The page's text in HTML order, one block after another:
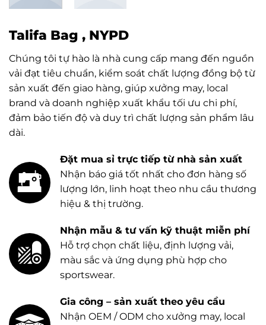
Talifa Bag , NYPD
Chúng tôi tự hào là nhà cung cấp mang đến nguồn
vải đạt tiêu chuẩn, kiểm soát chất lượng đồng bộ từ
sản xuất đến giao hàng, giúp xưởng may, local
brand và doanh nghiệp xuất khẩu tối ưu chi phí,
đảm bảo tiến độ và duy trì chất lượng sản phẩm lâu
dài.
Đặt mua sỉ trực tiếp từ nhà sản xuất
Nhận báo giá tốt nhất cho đơn hàng số
lượng lớn, linh hoạt theo nhu cầu thương
hiệu & thị trường.
Nhận mẫu & tư vấn kỹ thuật miễn phí
Hỗ trợ chọn chất liệu, định lượng vải,
màu sắc và ứng dụng phù hợp cho
sportswear.
Gia công – sản xuất theo yêu cầu
Nhận OEM / ODM cho xưởng may, local